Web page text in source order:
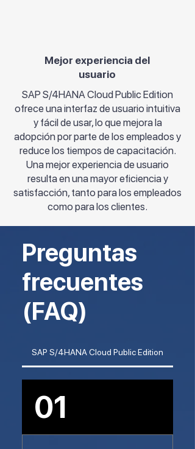
Mejor experiencia del
usuario
SAP S/4HANA Cloud Public Edition
ofrece una interfaz de usuario intuitiva
y fácil de usar, lo que mejora la
adopción por parte de los empleados y
reduce los tiempos de capacitación.
Una mejor experiencia de usuario
resulta en una mayor eficiencia y
satisfacción, tanto para los empleados
como para los clientes.
Preguntas
frecuentes
(FAQ)
SAP S/4HANA Cloud Public Edition
01